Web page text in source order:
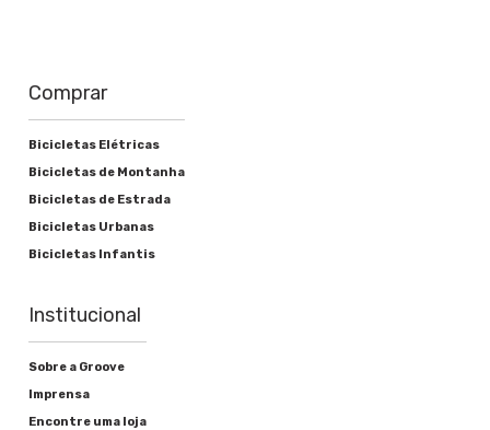
Comprar
Bicicletas Elétricas
Bicicletas de Montanha
Bicicletas de Estrada
Bicicletas Urbanas
Bicicletas Infantis
Institucional
Sobre a Groove
Imprensa
Encontre uma loja